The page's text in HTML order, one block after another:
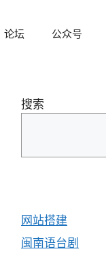
论坛 公众号
搜索
网站搭建
闽南语台剧